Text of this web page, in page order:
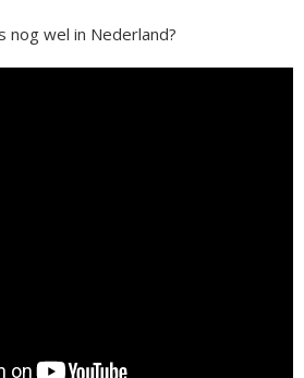
wel in Nederland?